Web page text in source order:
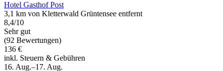
Hotel Gasthof Post
3,1 km von Kletterwald Grüntensee entfernt
8,4/10
Sehr gut
(92 Bewertungen)
136 €
inkl. Steuern & Gebühren
16. Aug.–17. Aug.